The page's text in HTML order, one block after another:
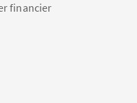
financier